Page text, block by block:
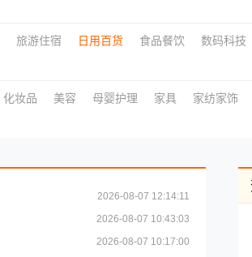
旅游住宿 日用百货 食品餐饮 数码科技
化妆品 美容 母婴护理 家具 家纺家饰
2026-08-07 12:14:11
2026-08-07 10:43:03
2026-08-07 10:17:00